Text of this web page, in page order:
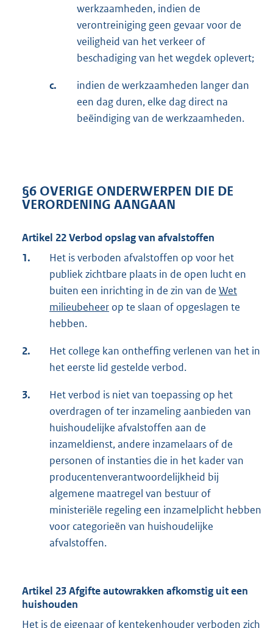
werkzaamheden, indien de
verontreiniging geen gevaar voor de
veiligheid van het verkeer of
beschadiging van het wegdek oplevert;
c.
indien de werkzaamheden langer dan
een dag duren, elke dag direct na
beëindiging van de werkzaamheden.
§6 OVERIGE ONDERWERPEN DIE DE
VERORDENING AANGAAN
Artikel 22 Verbod opslag van afvalstoffen
1.
Het is verboden afvalstoffen op voor het
publiek zichtbare plaats in de open lucht en
buiten een inrichting in de zin van de Wet
milieubeheer op te slaan of opgeslagen te
hebben.
2.
Het college kan ontheffing verlenen van het in
het eerste lid gestelde verbod.
3.
Het verbod is niet van toepassing op het
overdragen of ter inzameling aanbieden van
huishoudelijke afvalstoffen aan de
inzameldienst, andere inzamelaars of de
personen of instanties die in het kader van
producentenverantwoordelijkheid bij
algemene maatregel van bestuur of
ministeriële regeling een inzamelplicht hebben
voor categorieën van huishoudelijke
afvalstoffen.
Artikel 23 Afgifte autowrakken afkomstig uit een
huishouden
Het is de eigenaar of kentekenhouder verboden zich